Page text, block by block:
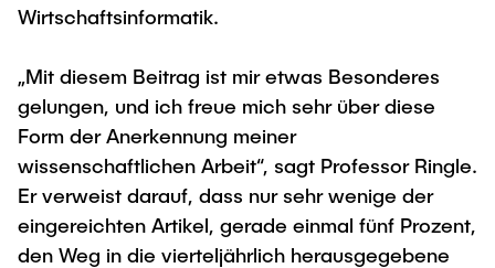
Faculty recruiting
Internal Information
Graduate Academy
Continuing Education
Team
Research & Transfer News
Interdisciplinary Workshop of the FSP
"Biobased Processes and Reactor
Technologies"
Study Programs
Mechanical Engineering
Study programs
Research and institutes
Joint School of Multidisciplinary Studies
Wirtschaftsinformatik.
„Mit diesem Beitrag ist mir etwas Besonderes
gelungen, und ich freue mich sehr über diese
Form der Anerkennung meiner
wissenschaftlichen Arbeit“, sagt Professor Ringle.
Er verweist darauf, dass nur sehr wenige der
eingereichten Artikel, gerade einmal fünf Prozent,
den Weg in die vierteljährlich herausgegebene